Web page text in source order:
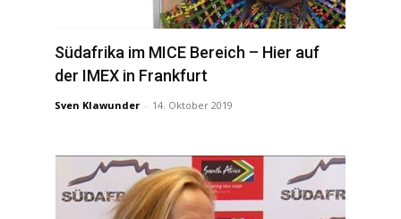
Südafrika im MICE Bereich – Hier auf
der IMEX in Frankfurt
Sven Klawunder - 14. Oktober 2019